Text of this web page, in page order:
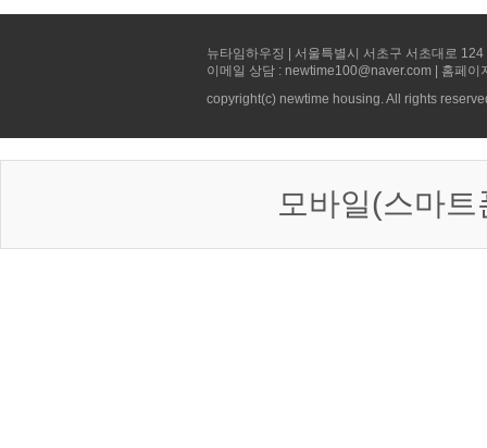
뉴타임하우징 | 서울특별시 서초구 서초대로
이메일 상담 : newtime100@naver.com | 홈페
copyright(c) newtime housing. All rights
모바일(스마